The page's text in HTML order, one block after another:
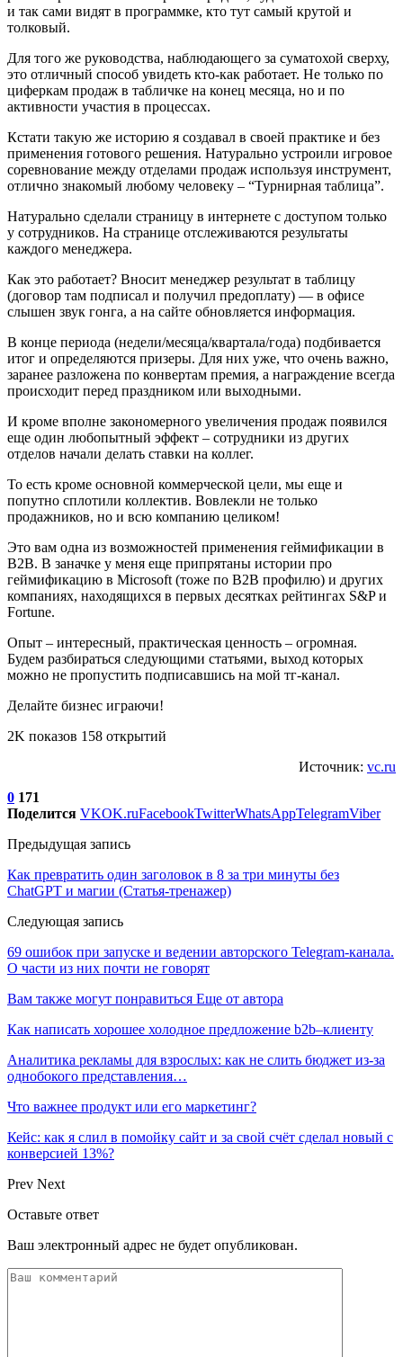
и так сами видят в программке, кто тут самый крутой и
толковый.
Для того же руководства, наблюдающего за суматохой сверху,
это отличный способ увидеть кто-как работает. Не только по
циферкам продаж в табличке на конец месяца, но и по
активности участия в процессах.
Кстати такую же историю я создавал в своей практике и без
применения готового решения. Натурально устроили игровое
соревнование между отделами продаж используя инструмент,
отлично знакомый любому человеку – “Турнирная таблица”.
Натурально сделали страницу в интернете с доступом только
у сотрудников. На странице отслеживаются результаты
каждого менеджера.
Как это работает? Вносит менеджер результат в таблицу
(договор там подписал и получил предоплату) — в офисе
слышен звук гонга, а на сайте обновляется информация.
В конце периода (недели/месяца/квартала/года) подбивается
итог и определяются призеры. Для них уже, что очень важно,
заранее разложена по конвертам премия, а награждение всегда
происходит перед праздником или выходными.
И кроме вполне закономерного увеличения продаж появился
еще один любопытный эффект – сотрудники из других
отделов начали делать ставки на коллег.
То есть кроме основной коммерческой цели, мы еще и
попутно сплотили коллектив. Вовлекли не только
продажников, но и всю компанию целиком!
Это вам одна из возможностей применения геймификации в
B2B. В заначке у меня еще припрятаны истории про
геймификацию в Microsoft (тоже по B2B профилю) и других
компаниях, находящихся в первых десятках рейтингах S&P и
Fortune.
Опыт – интересный, практическая ценность – огромная.
Будем разбираться следующими статьями, выход которых
можно не пропустить подписавшись на мой тг-канал.
Делайте бизнес играючи!
2K показов 158 открытий
Источник: vc.ru
0 171
Поделится VKOK.ruFacebookTwitterWhatsAppTelegramViber
Предыдущая запись
Как превратить один заголовок в 8 за три минуты без
ChatGPT и магии (Статья-тренажер)
Следующая запись
69 ошибок при запуске и ведении авторского Telegram-канала.
О части из них почти не говорят
Вам также могут понравиться Еще от автора
Как написать хорошее холодное предложение b2b–клиенту
Аналитика рекламы для взрослых: как не слить бюджет из-за
однобокого представления…
Что важнее продукт или его маркетинг?
Кейс: как я слил в помойку сайт и за свой счёт сделал новый с
конверсией 13%?
Prev Next
Оставьте ответ
Ваш электронный адрес не будет опубликован.